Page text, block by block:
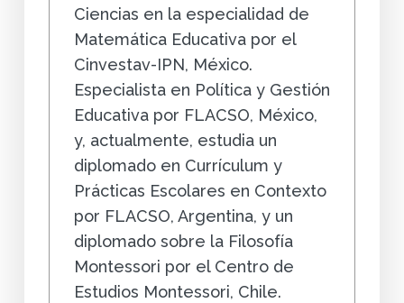
Ciencias en la especialidad de
Matemática Educativa por el
Cinvestav-IPN, México.
Especialista en Política y Gestión
Educativa por FLACSO, México,
y, actualmente, estudia un
diplomado en Currículum y
Prácticas Escolares en Contexto
por FLACSO, Argentina, y un
diplomado sobre la Filosofía
Montessori por el Centro de
Estudios Montessori, Chile.